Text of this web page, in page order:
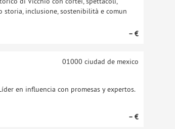
inclusione, sostenibilità e comun
– €
en influencia con promesas y expertos.
01000 ciudad de mexico
– €